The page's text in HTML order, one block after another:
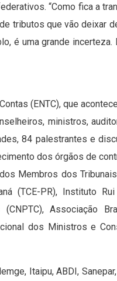
“Como fica a
tributos que vão deixar
é uma grande
(ENTC), que
ministros,
84 palestrantes e
dos órgãos de
Membros dos
(TCE-PR), Instituto
Associação
dos Ministros e
Itaipu, ABDI,